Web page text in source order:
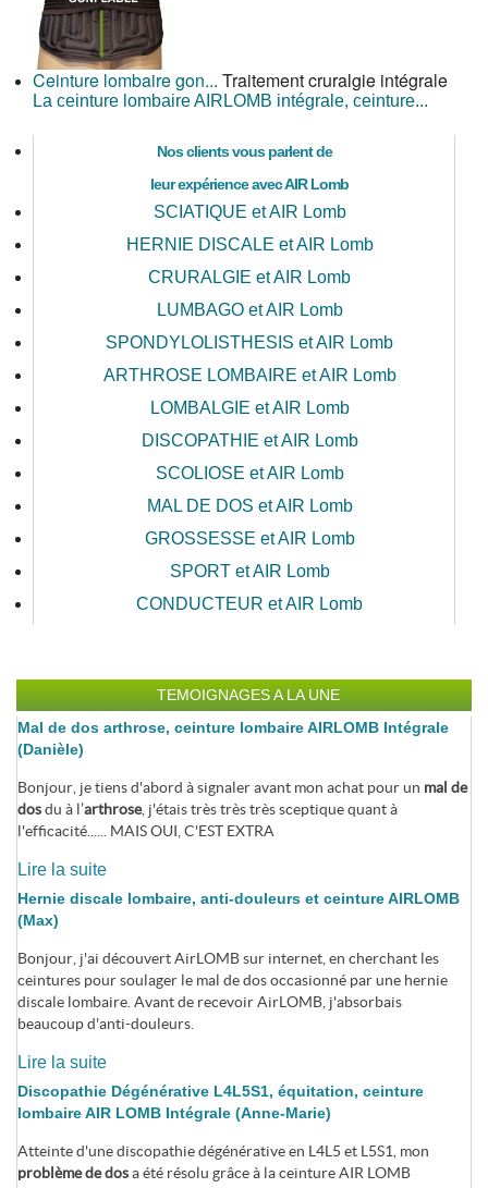
Ceinture lombaire gon... Traitement cruralgie intégrale
La ceinture lombaire AIRLOMB intégrale, ceinture...
Nos clients vous parlent de
leur expérience avec AIR Lomb
SCIATIQUE et AIR Lomb
HERNIE DISCALE et AIR Lomb
CRURALGIE et AIR Lomb
LUMBAGO et AIR Lomb
SPONDYLOLISTHESIS et AIR Lomb
ARTHROSE LOMBAIRE et AIR Lomb
LOMBALGIE et AIR Lomb
DISCOPATHIE et AIR Lomb
SCOLIOSE et AIR Lomb
MAL DE DOS et AIR Lomb
GROSSESSE et AIR Lomb
SPORT et AIR Lomb
CONDUCTEUR et AIR Lomb
TEMOIGNAGES A LA UNE
Mal de dos arthrose, ceinture lombaire AIRLOMB Intégrale
(Danièle)
Bonjour, je tiens d'abord à signaler avant mon achat pour un mal de
dosdu à l’arthrose, j'étais très très très sceptique quant à
l'efficacité...... MAIS OUI, C'EST EXTRA
Lire la suite
Hernie discale lombaire, anti-douleurs et ceinture AIRLOMB
(Max)
Bonjour, j'ai découvert AirLOMB sur internet, en cherchant les
ceintures pour soulager le mal de dos occasionné par une hernie
discale lombaire. Avant de recevoir AirLOMB, j'absorbais
beaucoup d'anti-douleurs.
Lire la suite
Discopathie Dégénérative L4L5S1, équitation, ceinture
lombaire AIR LOMB Intégrale (Anne-Marie)
Atteinte d'une discopathie dégénérative en L4L5 et L5S1, mon
problème de dosa été résolu grâce à la ceinture AIR LOMB